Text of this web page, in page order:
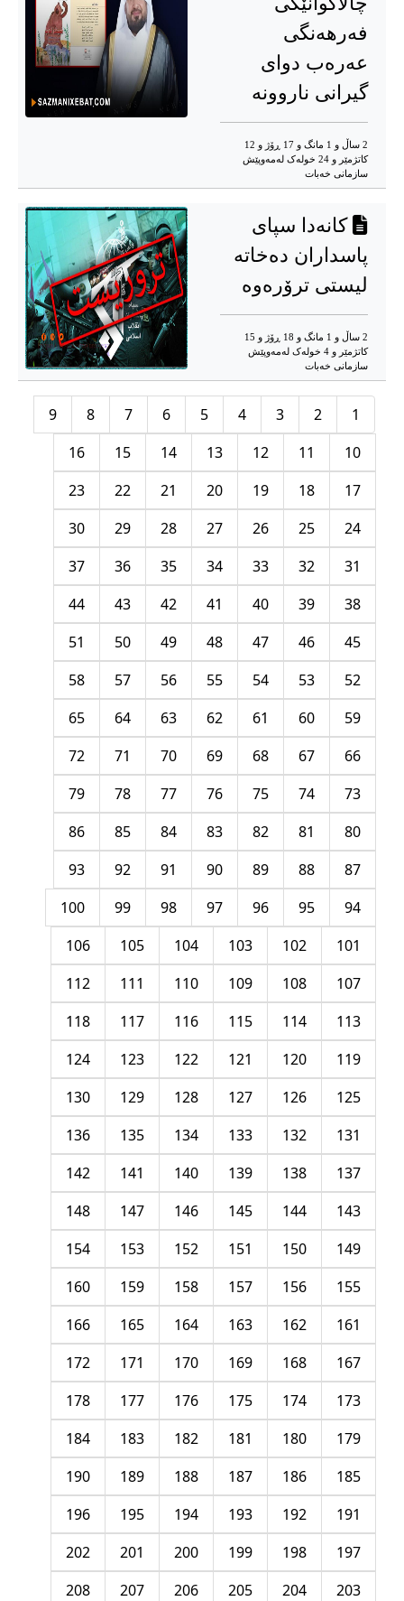
فەرهەنگی
عەرەب دوای
گیرانی ناروونە
2 ساڵ و 1 مانگ و 17 ڕۆژ و 12
کاتژمێر و 24 خوله‌ک له‌مه‌وپێش‌
سازمانی خەبات
کانەدا سپای
پاسداران دەخاتە
لیستی ترۆرەوە
2 ساڵ و 1 مانگ و 18 ڕۆژ و 15
کاتژمێر و 4 خوله‌ک له‌مه‌وپێش‌
سازمانی خەبات
1
2
3
4
5
6
7
8
9
10
11
12
13
14
15
16
17
18
19
20
21
22
23
24
25
26
27
28
29
30
31
32
33
34
35
36
37
38
39
40
41
42
43
44
45
46
47
48
49
50
51
52
53
54
55
56
57
58
59
60
61
62
63
64
65
66
67
68
69
70
71
72
73
74
75
76
77
78
79
80
81
82
83
84
85
86
87
88
89
90
91
92
93
94
95
96
97
98
99
100
101
102
103
104
105
106
107
108
109
110
111
112
113
114
115
116
117
118
119
120
121
122
123
124
125
126
127
128
129
130
131
132
133
134
135
136
137
138
139
140
141
142
143
144
145
146
147
148
149
150
151
152
153
154
155
156
157
158
159
160
161
162
163
164
165
166
167
168
169
170
171
172
173
174
175
176
177
178
179
180
181
182
183
184
185
186
187
188
189
190
191
192
193
194
195
196
197
198
199
200
201
202
203
204
205
206
207
208